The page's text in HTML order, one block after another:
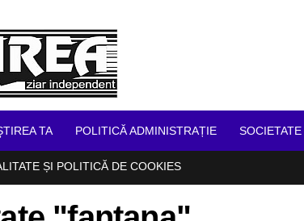
TA POLITICĂ ADMINISTRAȚIE SOCIETATE
ȘI POLITICĂ DE COOKIES